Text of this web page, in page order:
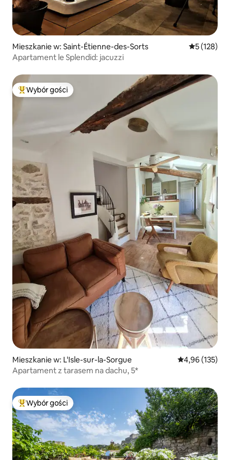
Mieszkanie w: Saint-Étienne-des-Sorts Średnia
5 (128)
Apartament le Splendid: jacuzzi
Najpopularniejsze z kategorii Wybór gości
Wybór gości
Mieszkanie w: L'Isle-sur-la-Sorgue Średnia
4,96 (135)
Apartament z tarasem na dachu, 5*
Najpopularniejsze z kategorii Wybór gości
Wybór gości